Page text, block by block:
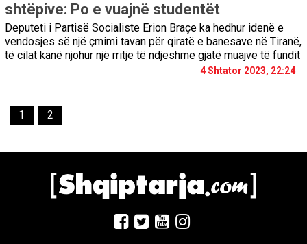
shtëpive: Po e vuajnë studentët
Deputeti i Partisë Socialiste Erion Braçe ka hedhur idenë e
vendosjes së një çmimi tavan për qiratë e banesave në Tiranë,
të cilat kanë njohur një rritje të ndjeshme gjatë muajve të fundit
4 Shtator 2023, 22:24
1 2